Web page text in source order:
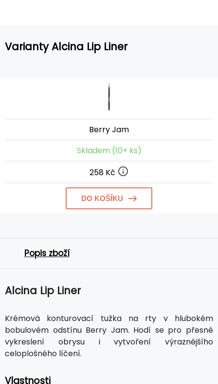
Varianty Alcina Lip Liner
Berry Jam
Skladem (10+ ks)
258 Kč
DO KOŠÍKU
Popis zboží
Alcina Lip Liner
Krémová konturovací tužka na rty v hlubokém
bobulovém odstínu Berry Jam. Hodí se pro přesné
vykreslení obrysu i vytvoření výraznějšího
celoplošného líčení.
Vlastnosti